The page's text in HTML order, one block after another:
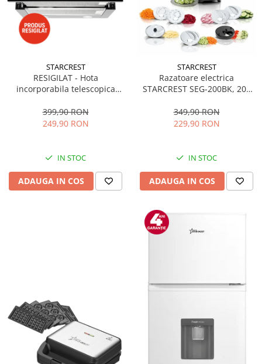
STARCREST
RESIGILAT - Hota
incorporabila telescopica
Putere de absorbtie 550 m3/h,
1 Motor, 2 Trepte putere, 60
399,90 RON
249,90 RON
IN STOC
ADAUGA IN COS
STARCREST
Razatoare electrica
STARCREST SEG-200BK, 200
349,90 RON
229,90 RON
IN STOC
ADAUGA IN COS